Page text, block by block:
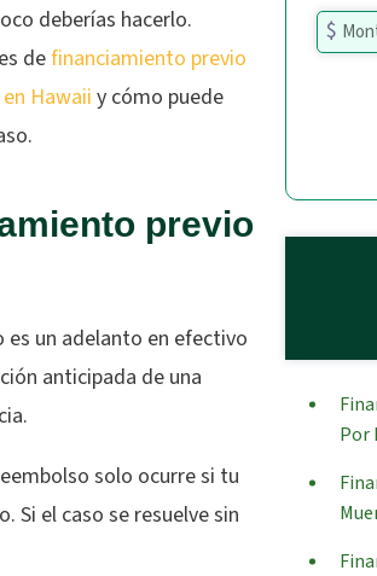
deberías hacerlo.
definanciamiento previo
Hawaii y cómo puede
previo
un adelanto en efectivo
anticipada de una
solo ocurre si tu
Si el caso se resuelve sin
Por